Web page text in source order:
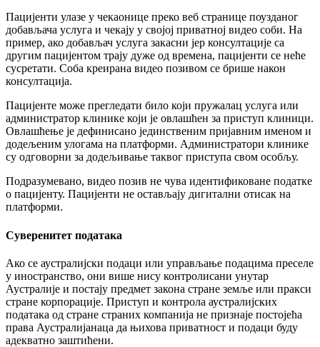
Пацијенти улазе у чекаонице преко веб странице поузданог
добављача услуга и чекају у својој приватној видео соби. На
пример, ако добављач услуга закасни јер консултације са
другим пацијентом трају дуже од времена, пацијенти се неће
сусретати. Соба креирана видео позивом се брише након
консултација.
Пацијенте може прегледати било који пружалац услуга или
администратор клинике који је овлашћен за приступ клиници.
Овлашћење је дефинисано јединственим пријавним именом и
додељеним улогама на платформи. Администратори клинике
су одговорни за додељивање таквог приступа свом особљу.
Подразумевано, видео позив не чува идентификоване податке
о пацијенту. Пацијенти не остављају дигитални отисак на
платформи.
Суверенитет података
Ако се аустралијски подаци или управљање подацима преселе
у иностранство, они више нису контролисани унутар
Аустралије и постају предмет закона стране земље или пракси
стране корпорације. Приступ и контрола аустралијских
података од стране страних компанија не признаје постојећа
права Аустралијанаца да њихова приватност и подаци буду
адекватно заштићени.